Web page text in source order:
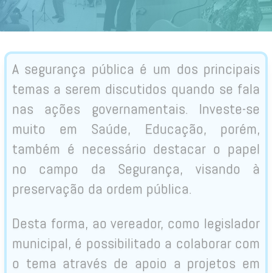
A segurança pública é um dos principais
temas a serem discutidos quando se fala
nas ações governamentais. Investe-se
muito em Saúde, Educação, porém,
também é necessário destacar o papel
no campo da Segurança, visando à
preservação da ordem pública.
Desta forma, ao vereador, como legislador
municipal, é possibilitado a colaborar com
o tema através de apoio a projetos em